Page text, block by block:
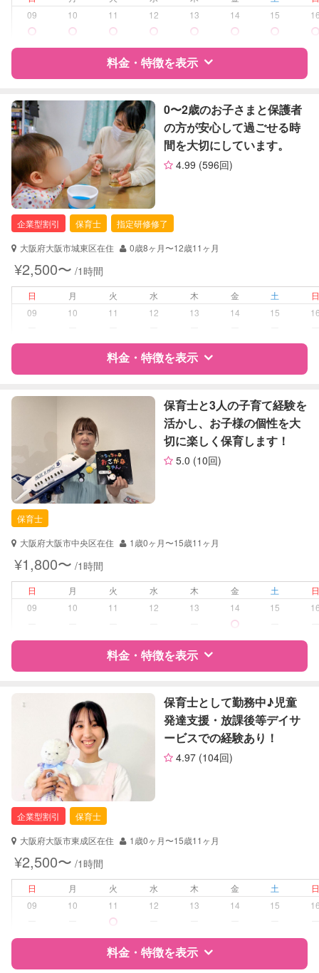
障がい児対応 対応可否は個別に相談
英語レッスン
音楽レッスン
定期予約 可能
お子様の撮影
（定期特典）
対応可能
09
10 11 12 13 14 15
料金・特徴を表示
特徴 料金 レビュー
サポートの特徴
資格 自治体届出済ベビーシッター
対応可能/特徴
夜間対応
お泊まり保育
外国語対応
病児対応
障がい児対応 対応可否は個別に相談
レッスン 英語レッスン
お子様の撮影
（定期特典）
対応不可
0〜2歳のお子さまと保護者
の方が安心して過ごせる時
間を大切にしています。
4.99 (596回)
企業型割引 保育士
指定研修修了
大阪府大阪市城東区在住
0歳8ヶ月〜12歳11ヶ月
¥2,500〜 /1時間
日 月 火 水 木 金 土
09
10 11 12 13 14 15
料金・特徴を表示
特徴 料金 レビュー
サポートの特徴
資格
企業型割引対象(旧内閣府補助対象)
自治体届出済ベビーシッター
保育士
対応可能/特徴
送迎サポート
病児対応 病児、病後児、ともに不可
障がい児対応 対応可否は個別に相談
レッスン なし
定期予約 お引き受けしていません
お子様の撮影
（定期特典）
対応不可
保育士と3人の子育て経験を
活かし、お子様の個性を大
切に楽しく保育します！
5.0 (10回)
保育士
大阪府大阪市中央区在住
1歳0ヶ月〜15歳11ヶ月
¥1,800〜 /1時間
日 月 火 水 木 金 土
09
10 11 12 13 14 15
料金・特徴を表示
料金 レビュー
サポートの特徴
資格
保育士
対応可能/特徴
早朝対応
病児対応 病児、病後児、ともに不可
なし
保育士として勤務中♪児童
発達支援・放課後等デイサ
ービスでの経験あり！
4.97 (104回)
企業型割引
保育士
大阪府大阪市東成区在住
1歳0ヶ月〜15歳11ヶ月
¥2,500〜 /1時間
日 月 火 水 木 金 土
09
10 11 12 13 14 15
料金・特徴を表示